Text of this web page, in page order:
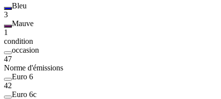
Bleu
3
Mauve
1
condition
occasion
47
Norme d'émissions
Euro 6
42
Euro 6c